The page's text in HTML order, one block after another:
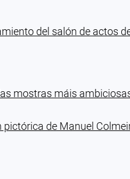
del salón de actos
mostras máis
de Manuel